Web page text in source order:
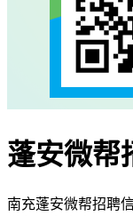
蓬安微帮
南充蓬安微帮招聘